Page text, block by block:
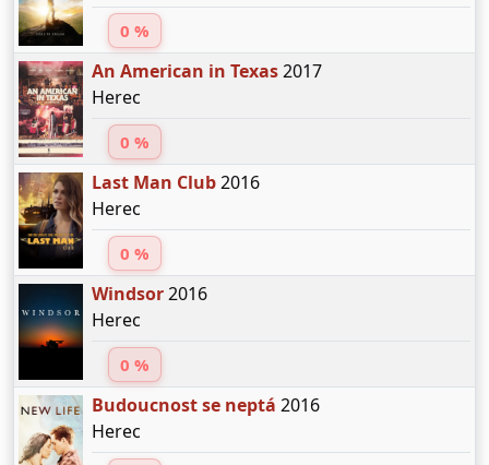
0 %
An American in Texas2017
Herec
0 %
Last Man Club2016
Herec
0 %
Windsor2016
Herec
0 %
Budoucnost se neptá 2016
Herec